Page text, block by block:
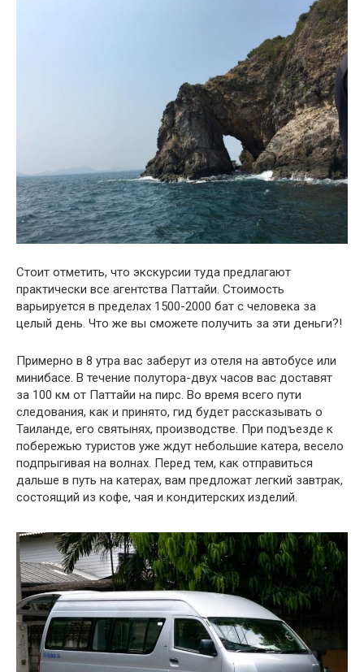
Стоит отметить, что экскурсии туда предлагают
практически все агентства Паттайи. Стоимость
варьируется в пределах 1500-2000 бат с человека за
целый день. Что же вы сможете получить за эти деньги?!
Примерно в 8 утра вас заберут из отеля на автобусе или
минибасе. В течение полутора-двух часов вас доставят
за 100 км от Паттайи на пирс. Во время всего пути
следования, как и принято, гид будет рассказывать о
Таиланде, его святынях, производстве. При подъезде к
побережью туристов уже ждут небольшие катера, весело
подпрыгивая на волнах. Перед тем, как отправиться
дальше в путь на катерах, вам предложат легкий завтрак,
состоящий из кофе, чая и кондитерских изделий.